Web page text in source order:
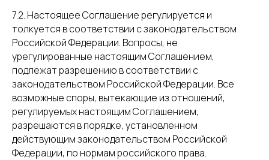
7.2. Настоящее Соглашение регулируется и
толкуется в соответствии с законодательством
Российской Федерации. Вопросы, не
урегулированные настоящим Соглашением,
подлежат разрешению в соответствии с
законодательством Российской Федерации. Все
возможные споры, вытекающие из отношений,
регулируемых настоящим Соглашением,
разрешаются в порядке, установленном
действующим законодательством Российской
Федерации, по нормам российского права.